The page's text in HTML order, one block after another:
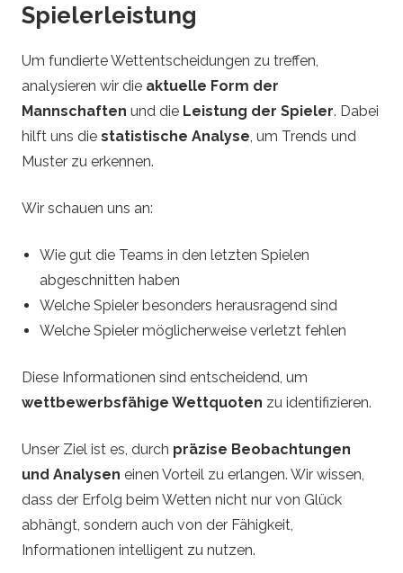
Spielerleistung
Um fundierte Wettentscheidungen zu treffen,
analysieren wir die aktuelle Form der
Mannschaften und die Leistung der Spieler. Dabei
hilft uns die statistische Analyse, um Trends und
Muster zu erkennen.
Wir schauen uns an:
Wie gut die Teams in den letzten Spielen
abgeschnitten haben
Welche Spieler besonders herausragend sind
Welche Spieler möglicherweise verletzt fehlen
Diese Informationen sind entscheidend, um
wettbewerbsfähige Wettquoten zu identifizieren.
Unser Ziel ist es, durch präzise Beobachtungen
und Analysen einen Vorteil zu erlangen. Wir wissen,
dass der Erfolg beim Wetten nicht nur von Glück
abhängt, sondern auch von der Fähigkeit,
Informationen intelligent zu nutzen.